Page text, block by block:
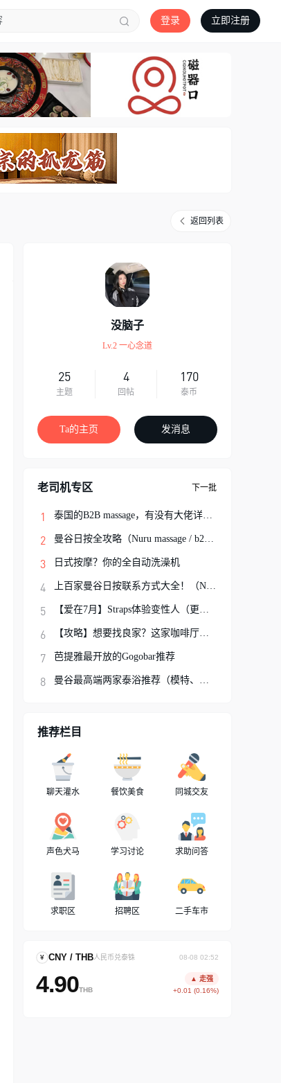
登录 立即注册
返回列表
没脑子
Lv.2 一心念道
25
主题
4
回帖
170
泰币
Ta的主页 发消息
老司机专区 下一批
泰国的B2B massage，有没有大佬详细解说一
曼谷日按全攻略（Nuru massage / b2b按摩避
日式按摩？你的全自动洗澡机
上百家曼谷日按联系方式大全！（Nuru Massa
【爱在7月】Straps体验变性人（更新完结）
【攻略】想要找良家？这家咖啡厅你可以试试
芭提雅最开放的Gogobar推荐
曼谷最高端两家泰浴推荐（模特、网红、明星
推荐栏目
聊天灌水 餐饮美食 同城交友
声色犬马 学习讨论 求助问答
求职区 招聘区 二手车市
¥ CNY / THB人民币兑泰铢 08-08 02:52
4.90THB
▲ 走强
+0.01 (0.16%)